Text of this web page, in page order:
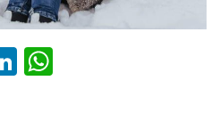
LinkedIn